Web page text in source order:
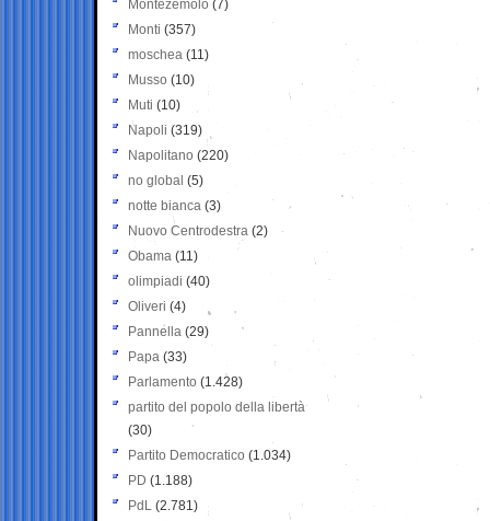
Montezemolo (7)
Monti (357)
moschea (11)
Musso (10)
Muti (10)
Napoli (319)
Napolitano (220)
no global (5)
notte bianca (3)
Nuovo Centrodestra (2)
Obama (11)
olimpiadi (40)
Oliveri (4)
Pannella (29)
Papa (33)
Parlamento (1.428)
partito del popolo della libertà
(30)
Partito Democratico (1.034)
PD (1.188)
PdL (2.781)